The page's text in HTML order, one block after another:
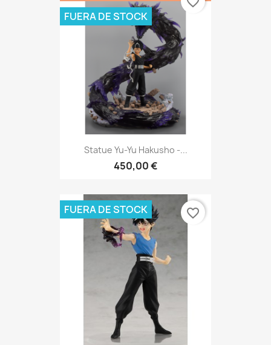
Statue Yu-Yu Hakusho -...
450,00 €
FUERA DE STOCK
FUERA DE STOCK favorite_border